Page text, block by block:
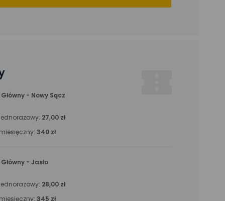
- Nowy Sącz
27,00 zł
340 zł
- Jasło
28,00 zł
345 zł